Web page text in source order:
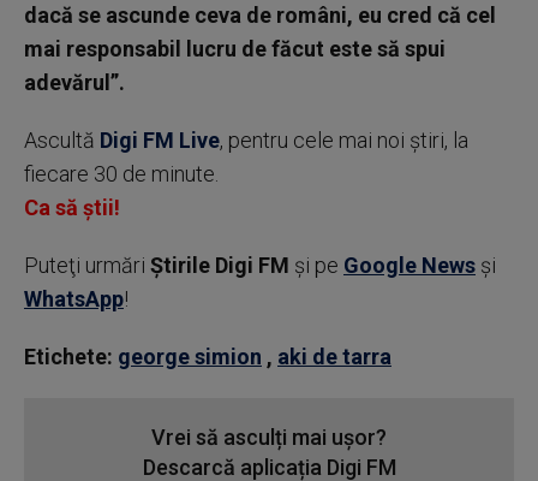
dacă se ascunde ceva de români, eu cred că cel
mai responsabil lucru de făcut este să spui
adevărul”.
Ascultă Digi FM Live, pentru cele mai noi știri, la
fiecare 30 de minute.
Ca să știi!
Puteţi urmări Știrile Digi FM şi pe Google News şi
WhatsApp!
Etichete: george simion , aki de tarra
Vrei să asculți mai ușor?
Descarcă aplicația Digi FM